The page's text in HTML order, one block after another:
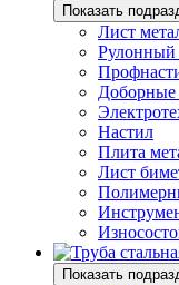
Показать
Лист
Рулонный
Доборные
Настил
Плита
Лист
Показать